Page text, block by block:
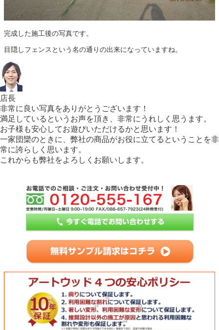
完成した施工後の写真です。
目隠しフェンスという名の通りの出来になっていますね。
店長
非常に良い写真をありがとうございます！
満足しているというお声を頂き、非常にうれしく思うます。
お子様も安心してお遊びいただけるかと思います！
一家団欒のときに、弊社の商品がお役に立てるということを非
常に誇らしく思います。
これからも弊社をよろしくお願いします。